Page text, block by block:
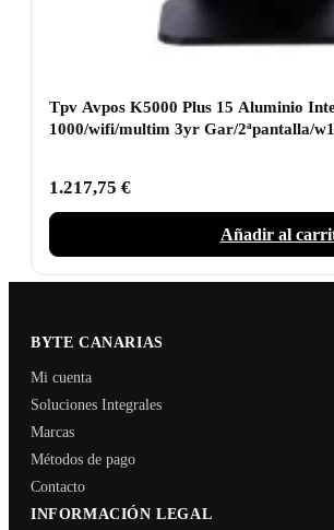
Tpv Avpos K5000 Plus 15 Aluminio
1000/wifi/multim 3yr Gar/2ªpantalla/
1.217,75 €
Añadir al
BYTE CANARIAS
Mi cuenta
Soluciones Integrales
Marcas
Métodos de pago
Contacto
INFORMACIÓN LEGAL